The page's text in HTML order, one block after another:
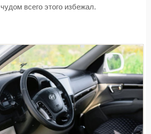
всего этого избежал.